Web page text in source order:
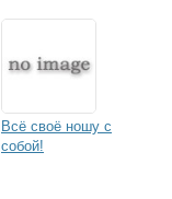
Всё своё ношу с
собой!